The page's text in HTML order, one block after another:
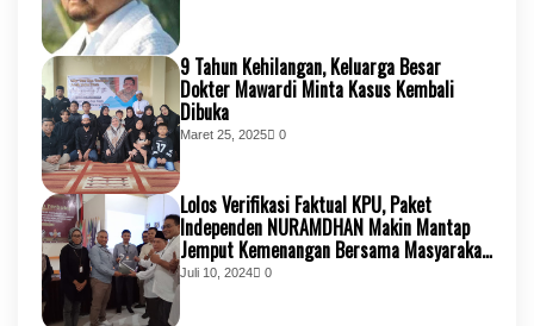
9 Tahun Kehilangan, Keluarga Besar
Dokter Mawardi Minta Kasus Kembali
Dibuka
Maret 25, 2025 0
Lolos Verifikasi Faktual KPU, Paket
Independen NURAMDHAN Makin Mantap
Jemput Kemenangan Bersama Masyarakat
KSB
Juli 10, 2024 0